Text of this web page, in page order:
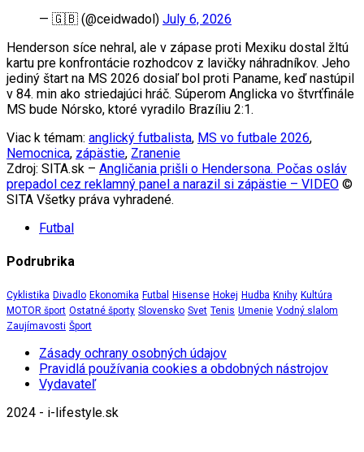
— 🇬🇧 (@ceidwadol) July 6, 2026
Henderson síce nehral, ale v zápase proti Mexiku dostal žltú
kartu pre konfrontácie rozhodcov z lavičky náhradníkov. Jeho
jediný štart na MS 2026 dosiaľ bol proti Paname, keď nastúpil
v 84. min ako striedajúci hráč. Súperom Anglicka vo štvrťfinále
MS bude Nórsko, ktoré vyradilo Brazíliu 2:1.
Viac k témam: anglický futbalista, MS vo futbale 2026,
Nemocnica, zápästie, Zranenie
Zdroj: SITA.sk – Angličania prišli o Hendersona. Počas osláv
prepadol cez reklamný panel a narazil si zápästie – VIDEO ©
SITA Všetky práva vyhradené.
Futbal
Podrubrika
Cyklistika Divadlo Ekonomika Futbal Hisense Hokej Hudba Knihy Kultúra
MOTOR šport Ostatné športy Slovensko Svet Tenis Umenie Vodný slalom
Zaujímavosti Šport
Zásady ochrany osobných údajov
Pravidlá používania cookies a obdobných nástrojov
Vydavateľ
2024 - i-lifestyle.sk